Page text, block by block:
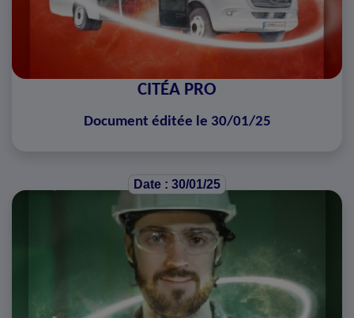
CITÉA PRO
Document éditée le 30/01/25
Date : 30/01/25